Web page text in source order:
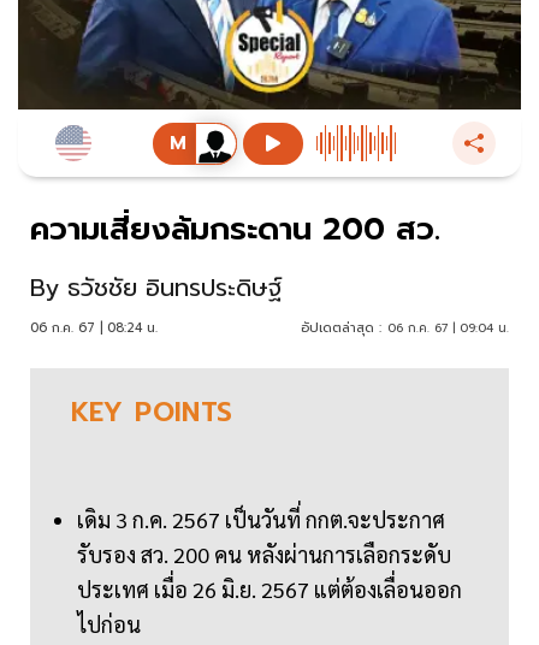
ความเสี่ยงล้มกระดาน 200 สว.
By ธวัชชัย อินทรประดิษฐ์
06 ก.ค. 67 | 08:24 น. อัปเดตล่าสุด : 06 ก.ค. 67 | 09:04 น.
KEY POINTS
เดิม 3 ก.ค. 2567 เป็นวันที่ กกต.จะประกาศ
รับรอง สว. 200 คน หลังผ่านการเลือกระดับ
ประเทศ เมื่อ 26 มิ.ย. 2567 แต่ต้องเลื่อนออก
ไปก่อน